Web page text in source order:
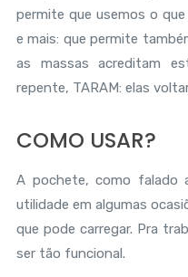
permite que usemos o
e mais: que permite
as massas acreditam
repente, TARAM: elas
COMO USAR?
A pochete, como falado
utilidade em algumas
que pode carregar. Pra
ser tão funcional.